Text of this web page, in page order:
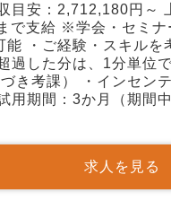
目安：2,712,180円～
で支給 ※学会・セミナ
能 ・ご経験・スキルを
過した分は、1分単位
き考課） ・インセン
用期間：3か月（期間
求人を見る